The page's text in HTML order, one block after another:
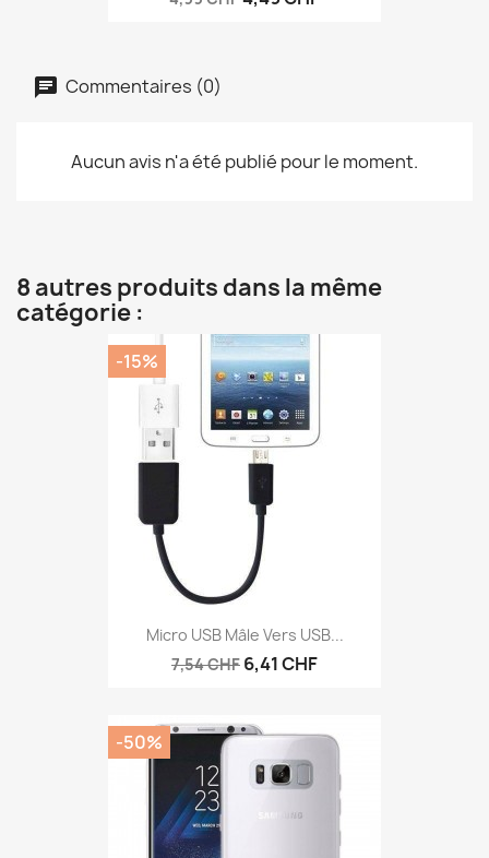
Commentaires (0)
Aucun avis n'a été publié pour le moment.
8 autres produits dans la même
catégorie :
Micro USB Mâle Vers USB...
7,54 CHF 6,41 CHF
-15%
-50%